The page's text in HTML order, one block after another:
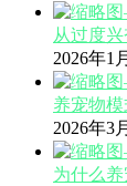
从过度
2026年1
养宠物
2026年3
为什么